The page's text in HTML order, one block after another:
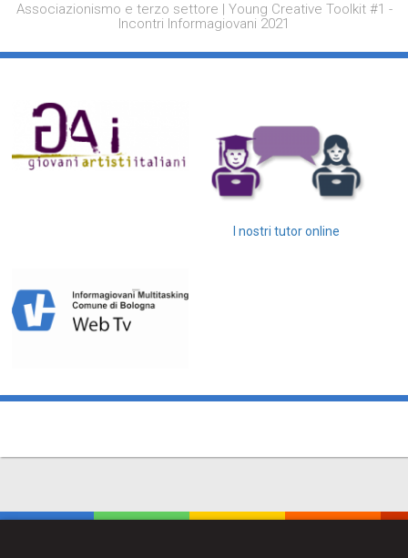
Associazionismo e terzo settore | Young Creative Toolkit #1 -
Incontri Informagiovani 2021
I nostri tutor online